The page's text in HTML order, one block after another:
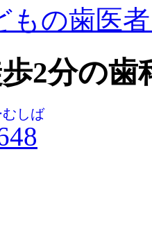
もの歯医
2分の歯
むしば